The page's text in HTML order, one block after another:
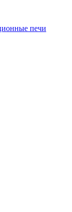
печи